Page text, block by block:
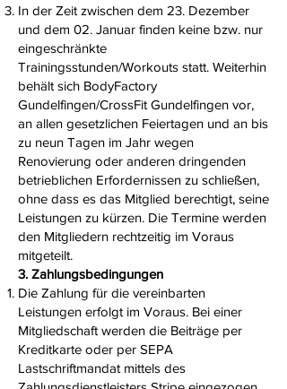
In der Zeit zwischen dem 23. Dezember
und dem 02. Januar finden keine bzw. nur
eingeschränkte
Trainingsstunden/Workouts statt. Weiterhin
behält sich BodyFactory
Gundelfingen/CrossFit Gundelfingen vor,
an allen gesetzlichen Feiertagen und an bis
zu neun Tagen im Jahr wegen
Renovierung oder anderen dringenden
betrieblichen Erfordernissen zu schließen,
ohne dass es das Mitglied berechtigt, seine
Leistungen zu kürzen. Die Termine werden
den Mitgliedern rechtzeitig im Voraus
mitgeteilt.
3. Zahlungsbedingungen
Die Zahlung für die vereinbarten
Leistungen erfolgt im Voraus. Bei einer
Mitgliedschaft werden die Beiträge per
Kreditkarte oder per SEPA
Lastschriftmandat mittels des